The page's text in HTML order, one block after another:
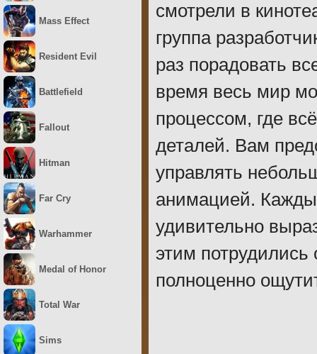
смотрели в
группа
раз порадовать
время весь мир
процессом, где
деталей. Вам
управлять
анимацией.
удивительно
этим
полноценно
Mass Effect
Resident Evil
Battlefield
Fallout
Hitman
Far Cry
Warhammer
Medal of Honor
Total War
Sims